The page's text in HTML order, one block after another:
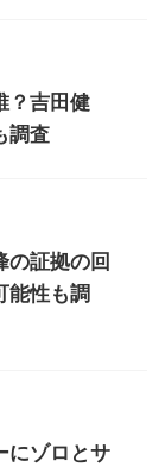
？吉田健
調査
の証拠の回
能性も調
にゾロとサ